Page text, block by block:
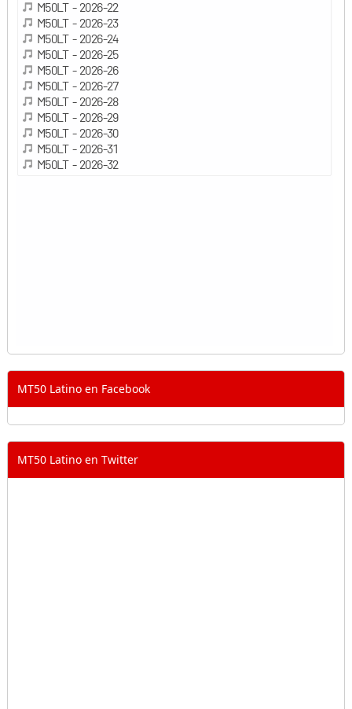
MT50 Latino en Facebook
MT50 Latino en Twitter